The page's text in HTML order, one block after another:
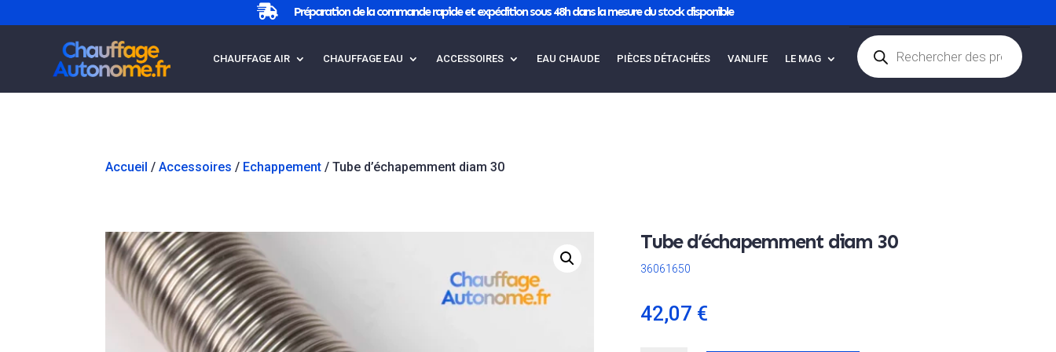
 Préparation de la commande rapide et expédition sous 48h dans la mesure du stock disponible
CHAUFFAGE AIR CHAUFFAGE EAU ACCESSOIRES EAU CHAUDE PIÈCES DÉTACHÉES VANLIFE LE MAG
Recherche
de
produits
Articles 0
Accueil /Accessoires / Echappement / Tube d’échapemment diam 30
Tube d’échapemment diam 30
36061650
42,07 €